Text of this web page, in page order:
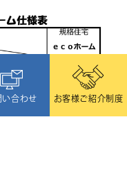
い合わせ お客様ご紹介制度